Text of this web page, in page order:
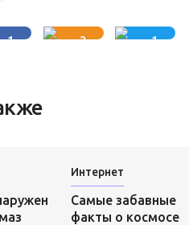
1 2 1
Интернет
Самые забавные
факты о космосе